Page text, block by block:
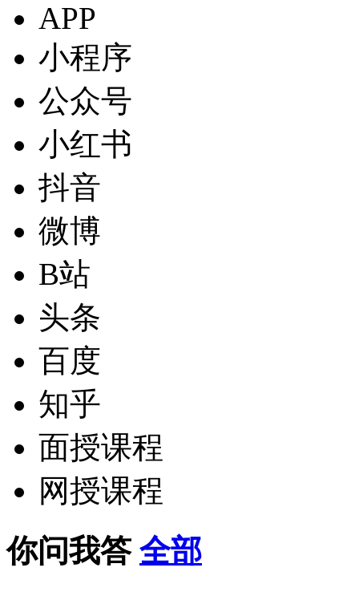
APP
小程序
公众号
小红书
抖音
微博
B站
头条
百度
知乎
面授课程
网授课程
你问我答 全部